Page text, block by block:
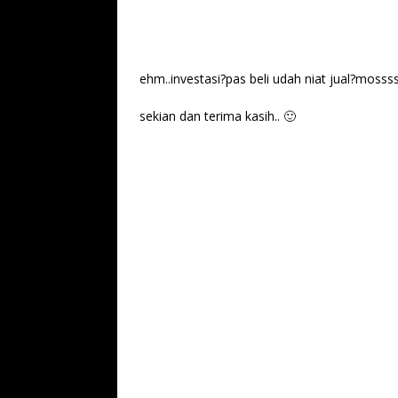
ehm..investasi?pas beli udah niat
sekian dan terima kasih.. 🙂